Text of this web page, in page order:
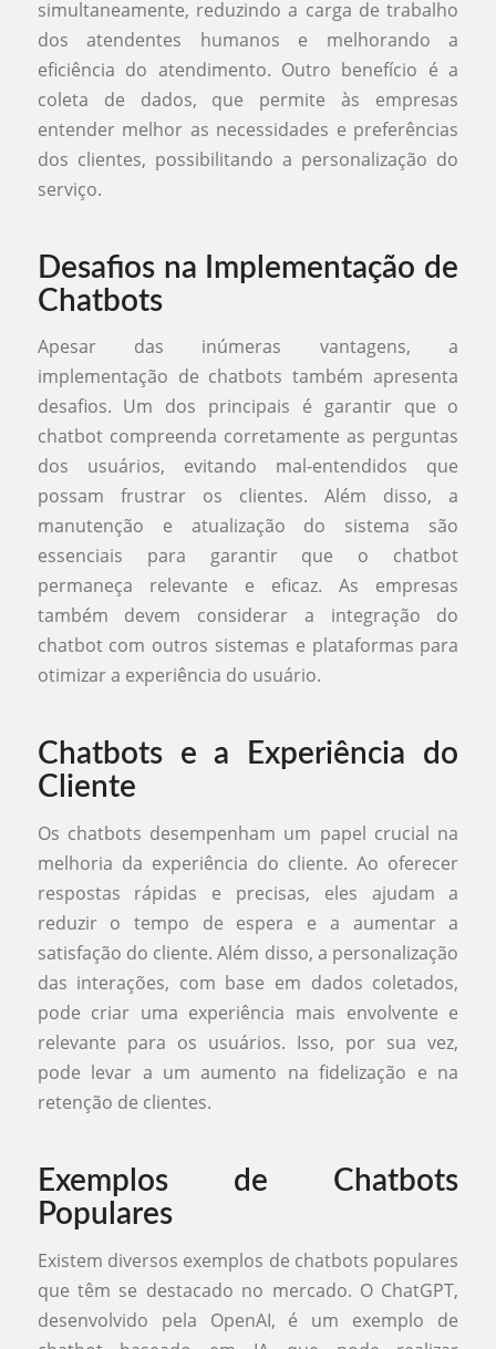
simultaneamente, reduzindo a carga de trabalho
dos atendentes humanos e melhorando a
eficiência do atendimento. Outro benefício é a
coleta de dados, que permite às empresas
entender melhor as necessidades e preferências
dos clientes, possibilitando a personalização do
serviço.
Desafios na Implementação de
Chatbots
Apesar das inúmeras vantagens, a
implementação de chatbots também apresenta
desafios. Um dos principais é garantir que o
chatbot compreenda corretamente as perguntas
dos usuários, evitando mal-entendidos que
possam frustrar os clientes. Além disso, a
manutenção e atualização do sistema são
essenciais para garantir que o chatbot
permaneça relevante e eficaz. As empresas
também devem considerar a integração do
chatbot com outros sistemas e plataformas para
otimizar a experiência do usuário.
Chatbots e a Experiência do
Cliente
Os chatbots desempenham um papel crucial na
melhoria da experiência do cliente. Ao oferecer
respostas rápidas e precisas, eles ajudam a
reduzir o tempo de espera e a aumentar a
satisfação do cliente. Além disso, a personalização
das interações, com base em dados coletados,
pode criar uma experiência mais envolvente e
relevante para os usuários. Isso, por sua vez,
pode levar a um aumento na fidelização e na
retenção de clientes.
Exemplos de Chatbots
Populares
Existem diversos exemplos de chatbots populares
que têm se destacado no mercado. O ChatGPT,
desenvolvido pela OpenAI, é um exemplo de